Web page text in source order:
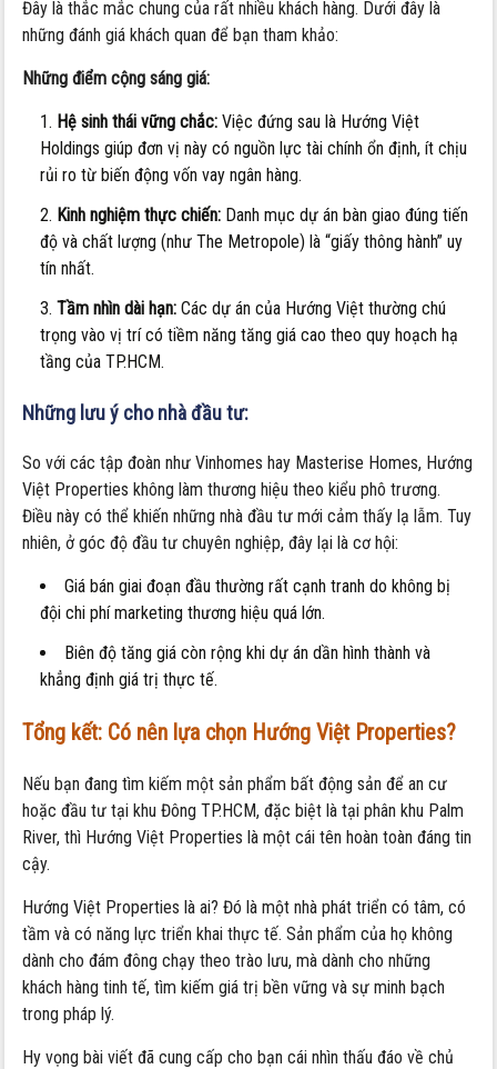
Đây là thắc mắc chung của rất nhiều khách hàng. Dưới đây là
những đánh giá khách quan để bạn tham khảo:
Những điểm cộng sáng giá:
Hệ sinh thái vững chắc: Việc đứng sau là Hướng Việt
Holdings giúp đơn vị này có nguồn lực tài chính ổn định, ít chịu
rủi ro từ biến động vốn vay ngân hàng.
Kinh nghiệm thực chiến: Danh mục dự án bàn giao đúng tiến
độ và chất lượng (như The Metropole) là “giấy thông hành” uy
tín nhất.
Tầm nhìn dài hạn: Các dự án của Hướng Việt thường chú
trọng vào vị trí có tiềm năng tăng giá cao theo quy hoạch hạ
tầng của TP.HCM.
Những lưu ý cho nhà đầu tư:
So với các tập đoàn như Vinhomes hay Masterise Homes, Hướng
Việt Properties không làm thương hiệu theo kiểu phô trương.
Điều này có thể khiến những nhà đầu tư mới cảm thấy lạ lẫm. Tuy
nhiên, ở góc độ đầu tư chuyên nghiệp, đây lại là cơ hội:
Giá bán giai đoạn đầu thường rất cạnh tranh do không bị
đội chi phí marketing thương hiệu quá lớn.
Biên độ tăng giá còn rộng khi dự án dần hình thành và
khẳng định giá trị thực tế.
Tổng kết: Có nên lựa chọn Hướng Việt Properties?
Nếu bạn đang tìm kiếm một sản phẩm bất động sản để an cư
hoặc đầu tư tại khu Đông TP.HCM, đặc biệt là tại phân khu Palm
River, thì Hướng Việt Properties là một cái tên hoàn toàn đáng tin
cậy.
Hướng Việt Properties là ai? Đó là một nhà phát triển có tâm, có
tầm và có năng lực triển khai thực tế. Sản phẩm của họ không
dành cho đám đông chạy theo trào lưu, mà dành cho những
khách hàng tinh tế, tìm kiếm giá trị bền vững và sự minh bạch
trong pháp lý.
Hy vọng bài viết đã cung cấp cho bạn cái nhìn thấu đáo về chủ